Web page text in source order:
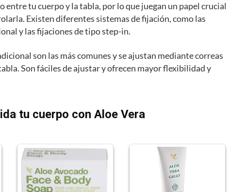
entre tu cuerpo y la tabla, por lo que juegan un papel crucial
Existen diferentes sistemas de fijación, como las
y las fijaciones de tipo step-in.
son las más comunes y se ajustan mediante correas
Son fáciles de ajustar y ofrecen mayor flexibilidad y
tu cuerpo con Aloe Vera